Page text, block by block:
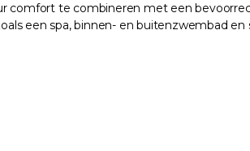
comfort te combineren met een
een spa, binnen- en buitenzwembad en